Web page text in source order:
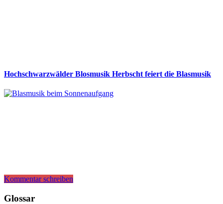
Hochschwarzwälder Blosmusik Herbscht feiert die Blasmusik
Kommentar schreiben
Glossar